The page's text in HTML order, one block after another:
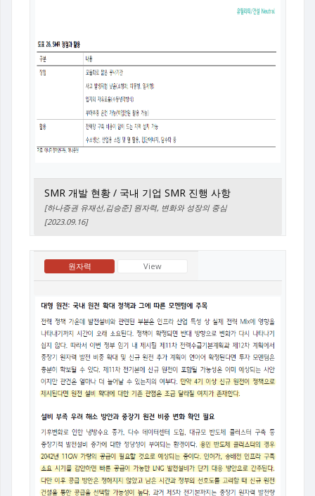
SMR 개발 현황 / 국내 기업 SMR 진행 사항
[하나증권 유재선,김승준] 원자력, 변화와 성장의 중심
[2023.09.16]
원자력 View